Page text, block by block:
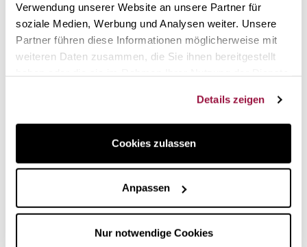
Verwendung unserer Website an unsere Partner für
soziale Medien, Werbung und Analysen weiter. Unsere
Partner führen diese Informationen möglicherweise mit
weiteren Daten zusammen, die Sie ihnen bereitgestellt
Details zeigen
Cookies zulassen
Anpassen
Nur notwendige Cookies
Ein unverzichtbares Set für jede
Meeresfrüchteparty. Zum Genießen
und zum Verschenken
Tisch, um die Köstlichkeiten des Meeres zu genießen. Es
Stück Meeresfrüchte zu genießen und dabei alle seine
edlen Teile zu nutzen.
Es wird in einer Blisterbox geliefert und ist ein großartiges
Geschenk für alle Liebhaber von Meeresfrüchten, aber auch
für professionelle Gastronomen.